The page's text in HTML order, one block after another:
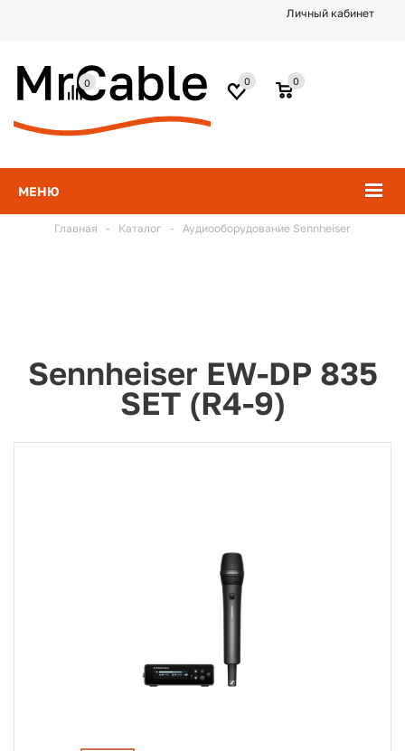
Личный кабинет
МЕНЮ
0
0
0
Главная - Каталог - Аудиооборудование Sennheiser
Sennheiser EW-DP 835
SET (R4-9)